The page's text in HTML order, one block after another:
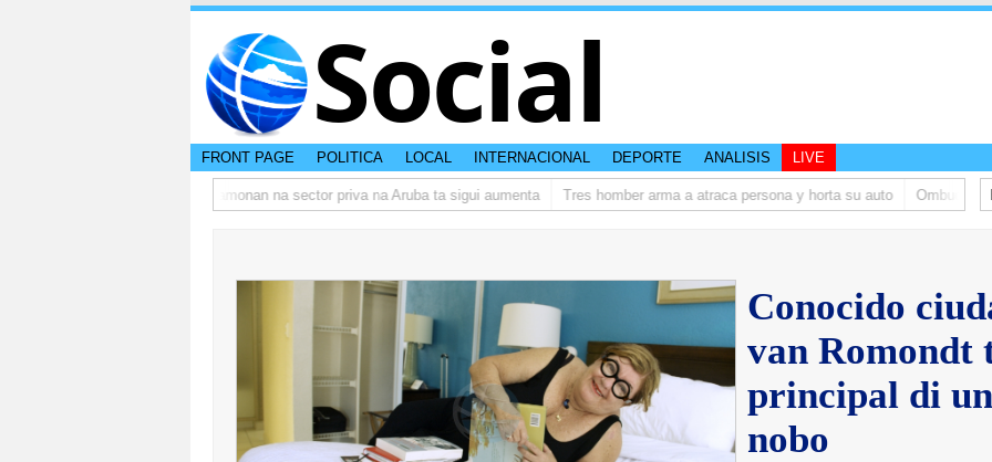
Social
FRONT PAGE POLITICA LOCAL INTERNACIONAL DEPORTE ANALISIS LIVE
Prestamonan na sector priva na Aruba ta sigui aumenta Tres homber arma a atraca persona y horta su auto Ombudsman
Conocido
van Romondt
principal di
nobo